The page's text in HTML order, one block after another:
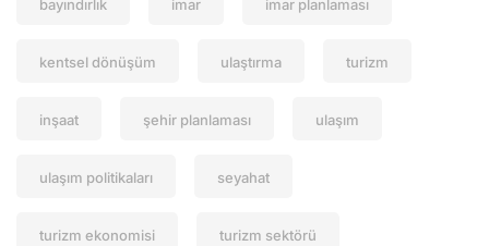
bayındırlık imar imar planlaması
kentsel dönüşüm ulaştırma turizm
inşaat şehir planlaması ulaşım
ulaşım politikaları seyahat
turizm ekonomisi turizm sektörü